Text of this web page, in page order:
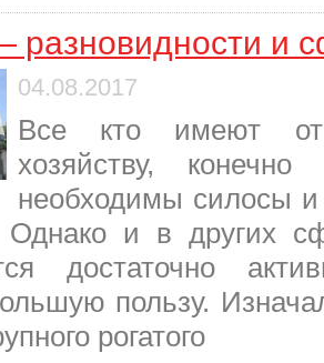
и
04.08.2017
Все кто имеют
хозяйству,
необходимы силосы
Однако и в других
достаточно
пользу.
рогатого